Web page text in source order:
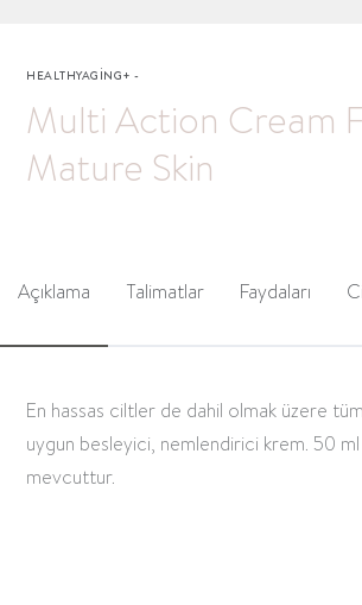
HEALTHYAGING+-
Multi Action Cream
Mature Skin
Açıklama Talimatlar Faydaları
En hassas ciltler de dahil olmak üzere
uygun besleyici, nemlendirici krem. 50
mevcuttur.